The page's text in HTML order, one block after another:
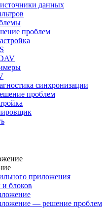
данных
проблем
синхронизации
проблем
приложения
блоков
— решение проблем